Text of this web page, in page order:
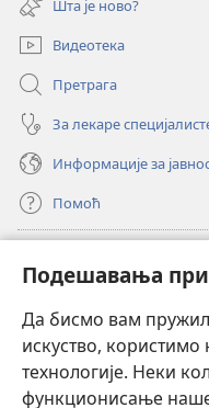
Подешавања
Да бисмо вам
искуство,
технологије. Неки
функционисање
прозор)
Шта је ново?
Видеотека
Претрага
За лекаре
Информације за
Помоћ
(отвара
нови
прозор)ОНЛАЈН
(отвара
нови
прозор)JW Hub®
(отвара
нови